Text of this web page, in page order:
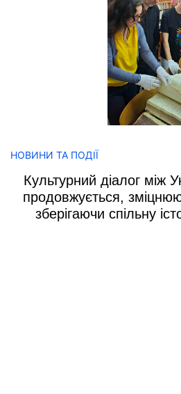
НОВИНИ ТА ПОДІЇ
Культурний діалог між
продовжується,
зберігаючи спільну